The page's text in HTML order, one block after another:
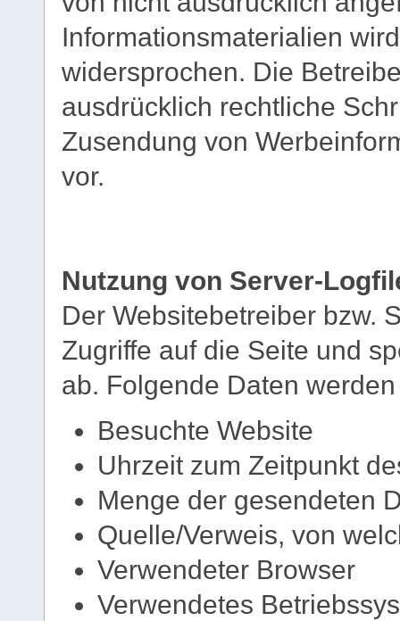
Informationsmaterialien
widersprochen. Die
ausdrücklich rechtliche
Zusendung von
vor.
Nutzung von Server-
Der Websitebetreiber bzw.
Zugriffe auf die Seite und
ab. Folgende Daten
Besuchte Website
Uhrzeit zum Zeitpunkt
Menge der gesendeten
Quelle/Verweis, von
Verwendeter Browser
Verwendetes